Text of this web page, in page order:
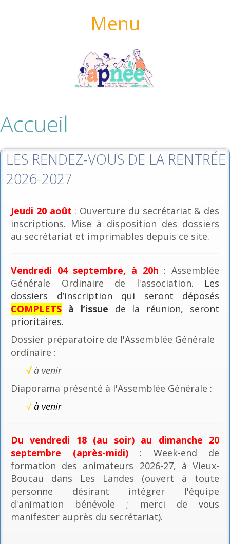
Menu
Accueil
LES RENDEZ-VOUS DE LA RENTRÉE
2026-2027
Jeudi 20 août : Ouverture du secrétariat & des
inscriptions. Mise à disposition des dossiers
au secrétariat et imprimables depuis ce site.
Vendredi 04 septembre, à 20h : Assemblée
Générale Ordinaire de l'association. Les
dossiers d’inscription qui seront déposés
COMPLETS à l’issue de la réunion, seront
prioritaires.
Dossier préparatoire de l'Assemblée Générale
ordinaire :
√ à venir
Diaporama présenté à l'Assemblée Générale :
√à venir
Du vendredi 18 (au soir) au dimanche 20
septembre (après-midi): Week-end de
formation des animateurs 2026-27, à Vieux-
Boucau dans Les Landes (ouvert à toute
personne désirant intégrer l'équipe
d'animation bénévole ; merci de vous
manifester auprès du secrétariat).